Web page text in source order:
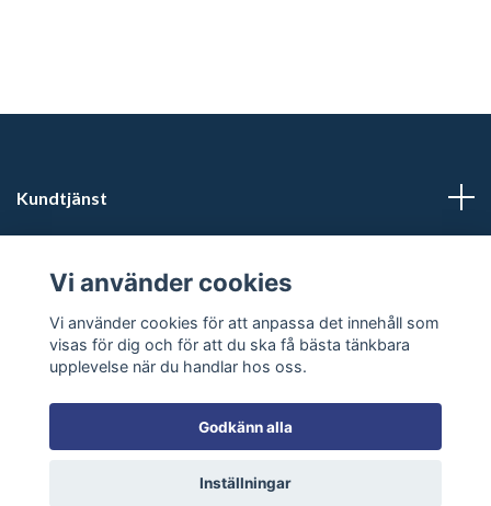
Kundtjänst
Sociala medier
© 2026 Inkashop - Unique shamanic & spiritual products
Vi använder cookies
Vi använder cookies för att anpassa det innehåll som
visas för dig och för att du ska få bästa tänkbara
upplevelse när du handlar hos oss.
Godkänn alla
Inställningar